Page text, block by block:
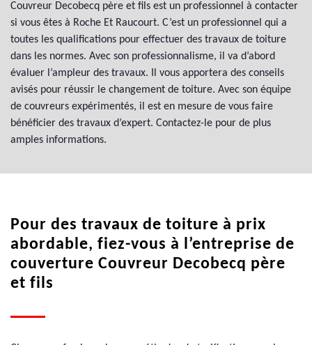
Couvreur Decobecq père et fils est un professionnel à contacter
si vous êtes à Roche Et Raucourt. C’est un professionnel qui a
toutes les qualifications pour effectuer des travaux de toiture
dans les normes. Avec son professionnalisme, il va d’abord
évaluer l’ampleur des travaux. Il vous apportera des conseils
avisés pour réussir le changement de toiture. Avec son équipe
de couvreurs expérimentés, il est en mesure de vous faire
bénéficier des travaux d’expert. Contactez-le pour de plus
amples informations.
Pour des travaux de toiture à prix
abordable, fiez-vous à l’entreprise de
couverture Couvreur Decobecq père
et fils